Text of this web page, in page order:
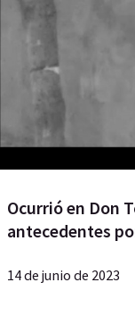
Ocurrió en Don
antecedentes
14 de junio de 2023